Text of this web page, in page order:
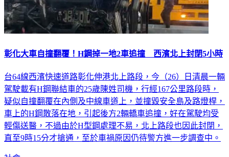
彰化大車自撞翻覆！H鋼掉一地2車追撞 西濱北上封閉5小時
台64線西濱快速道路彰化伸港北上路段，今（26）日清晨一輛
駕駛載有H鋼聯結車的25歲陳姓司機，行經167公里路段時，
疑似自撞翻覆在內側及中線車道上，並撞毀安全島及路燈桿，
車上的H鋼散落在地，引起後方2輛轎車追撞，好在駕駛均受
輕傷送醫，不過由於H型鋼處理不易，北上路段也因此封閉，
直至9時15分才搶通，至於車禍原因仍待警方進一步調查中。